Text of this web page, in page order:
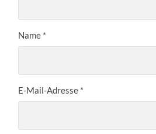
Name *
E-Mail-Adresse *